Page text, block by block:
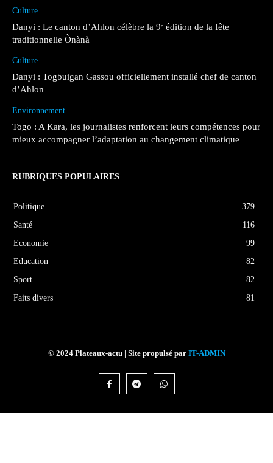
Culture
Danyi : Le canton d’Ahlon célèbre la 9ᵉ édition de la fête
traditionnelle Ònànà
Culture
Danyi : Togbuigan Gassou officiellement installé chef de canton
d’Ahlon
Environnement
Togo : A Kara, les journalistes renforcent leurs compétences pour
mieux accompagner l’adaptation au changement climatique
RUBRIQUES POPULAIRES
Politique
379
Santé
116
Economie
99
Education
82
Sport
82
Faits divers
81
© 2024 Plateaux-actu | Site propulsé par IT-ADMIN